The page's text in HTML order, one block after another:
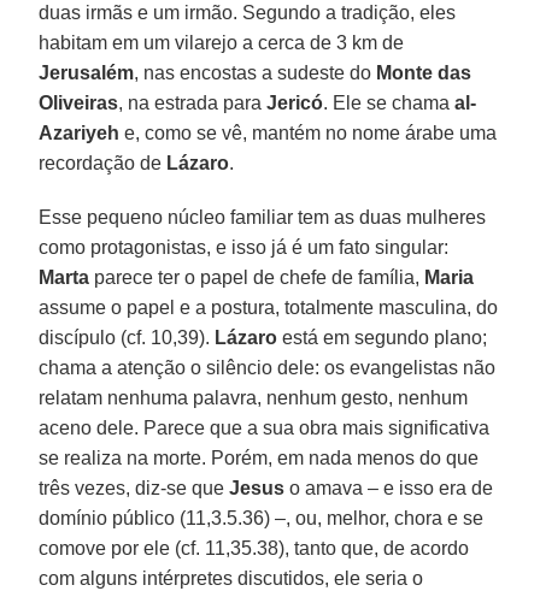
duas irmãs e um irmão. Segundo a tradição, eles
habitam em um vilarejo a cerca de 3 km de
Jerusalém, nas encostas a sudeste do Monte das
Oliveiras, na estrada paraJericó. Ele se chamaal-
Azariyeh e, como se vê, mantém no nome árabe uma
recordação de Lázaro.
Esse pequeno núcleo familiar tem as duas mulheres
como protagonistas, e isso já é um fato singular:
Marta parece ter o papel de chefe de família, Maria
assume o papel e a postura, totalmente masculina, do
discípulo (cf. 10,39). Lázaro está em segundo plano;
chama a atenção o silêncio dele: os evangelistas não
relatam nenhuma palavra, nenhum gesto, nenhum
aceno dele. Parece que a sua obra mais significativa
se realiza na morte. Porém, em nada menos do que
três vezes, diz-se queJesus o amava – e isso era de
domínio público (11,3.5.36) –, ou, melhor, chora e se
comove por ele (cf. 11,35.38), tanto que, de acordo
com alguns intérpretes discutidos, ele seria o